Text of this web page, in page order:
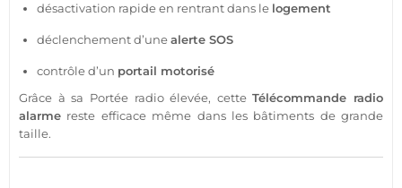
désactivation rapide en rentrant dans le logement
déclenchement d’unealerte SOS
contrôle d’un portail motorisé
Grâce à sa Portéeradio élevée, cetteTélécommande radio
alarme reste efficace même dans les bâtiments de grande
taille.